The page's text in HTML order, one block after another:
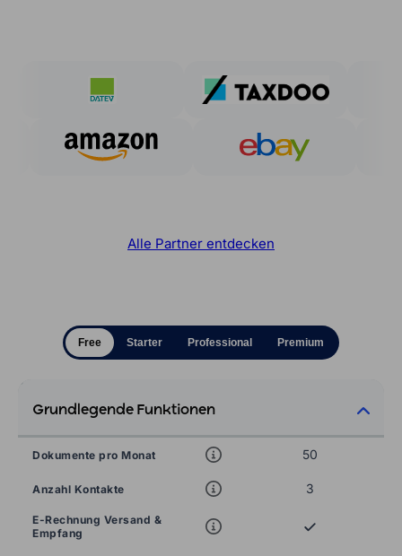
Alle Partner entdecken
Free Starter Professional Premium
Grundlegende Funktionen
Dokumente pro Monat 50
Anzahl Kontakte 3
E-Rechnung Versand &
Empfang